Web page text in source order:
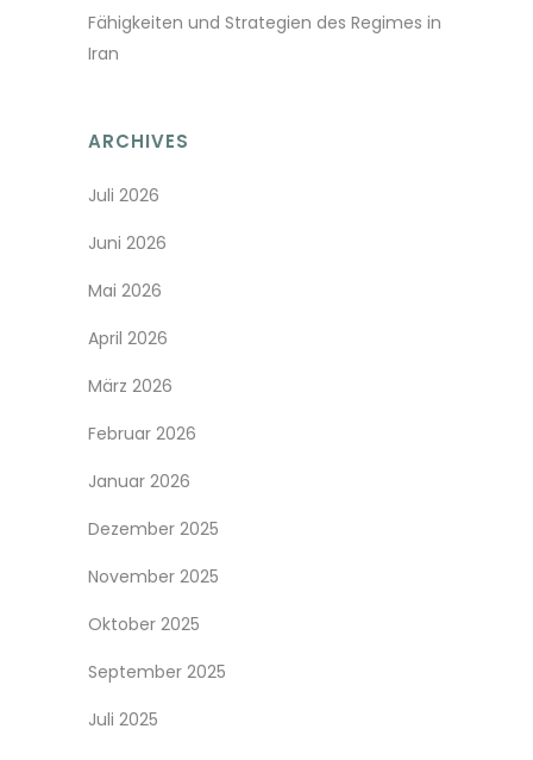
Fähigkeiten und Strategien des Regimes in
Iran
ARCHIVES
Juli 2026
Juni 2026
Mai 2026
April 2026
März 2026
Februar 2026
Januar 2026
Dezember 2025
November 2025
Oktober 2025
September 2025
Juli 2025